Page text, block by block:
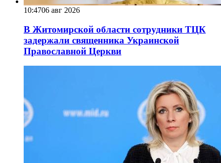
10:4706 авг 2026
В Житомирской области сотрудники ТЦК
задержали священника Украинской
Православной Церкви